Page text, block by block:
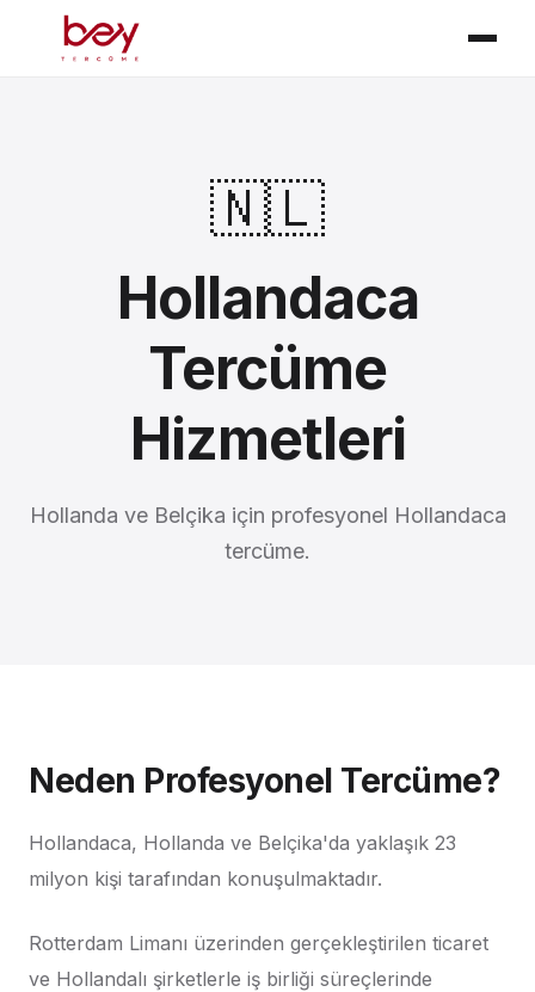
🇳🇱
Hollandaca
Tercüme
Hizmetleri
Hollanda ve Belçika için profesyonel Hollandaca
tercüme.
Neden Profesyonel Tercüme?
Hollandaca, Hollanda ve Belçika'da yaklaşık 23
milyon kişi tarafından konuşulmaktadır.
Rotterdam Limanı üzerinden gerçekleştirilen ticaret
ve Hollandalı şirketlerle iş birliği süreçlerinde